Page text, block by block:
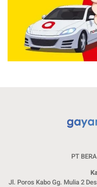
PT
Jl. Poros Kabo Gg. Mulia 2